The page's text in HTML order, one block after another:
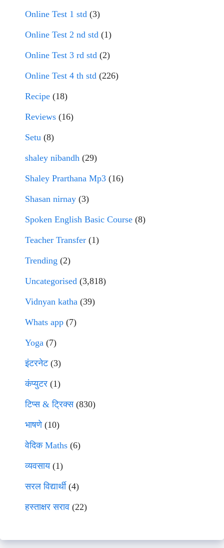
Online Test 1 std (3)
Online Test 2 nd std (1)
Online Test 3 rd std (2)
Online Test 4 th std (226)
Recipe (18)
Reviews (16)
Setu (8)
shaley nibandh (29)
Shaley Prarthana Mp3 (16)
Shasan nirnay (3)
Spoken English Basic Course (8)
Teacher Transfer (1)
Trending (2)
Uncategorised (3,818)
Vidnyan katha (39)
Whats app (7)
Yoga (7)
इंटरनेट(3)
कंप्युटर (1)
टिप्स & ट्रिक्स(830)
भाषणे(10)
वेदिक Maths (6)
व्यवसाय(1)
सरल विद्यार्थी(4)
हस्ताक्षर सराव (22)